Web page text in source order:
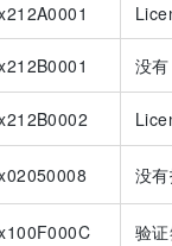
没有
没有
验证